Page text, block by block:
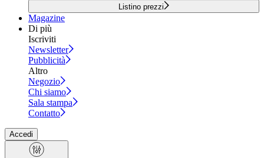
Listino prezzi
Magazine
Di più
Iscriviti
Newsletter
Pubblicità
Altro
Negozio
Chi siamo
Sala stampa
Contatto
Accedi